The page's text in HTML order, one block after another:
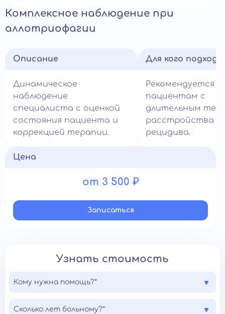
Комплексное наблюдение при
аллотриофагии
Описание
Динамическое
наблюдение
специалиста с оценкой
состояния пациента и
коррекцией терапии.
Для кого
Рекомендуется
пациентам с
длительным
расстройства и
рецидива.
Цена
от 3 500 ₽
Записатьcя
Узнать стоимость
Кому нужна помощь?*
Сколько лет больному?*